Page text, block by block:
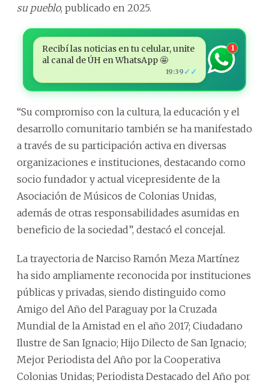
su pueblo, publicado en 2025.
Recibí las noticias en tu celular, unite
al canal de ÚH en WhatsApp 🤩
19:39 ✓✓
1
“Su compromiso con la cultura, la educación y el
desarrollo comunitario también se ha manifestado
a través de su participación activa en diversas
organizaciones e instituciones, destacando como
socio fundador y actual vicepresidente de la
Asociación de Músicos de Colonias Unidas,
además de otras responsabilidades asumidas en
beneficio de la sociedad”, destacó el concejal.
La trayectoria de Narciso Ramón Meza Martínez
ha sido ampliamente reconocida por instituciones
públicas y privadas, siendo distinguido como
Amigo del Año del Paraguay por la Cruzada
Mundial de la Amistad en el año 2017; Ciudadano
Ilustre de San Ignacio; Hijo Dilecto de San Ignacio;
Mejor Periodista del Año por la Cooperativa
Colonias Unidas; Periodista Destacado del Año por